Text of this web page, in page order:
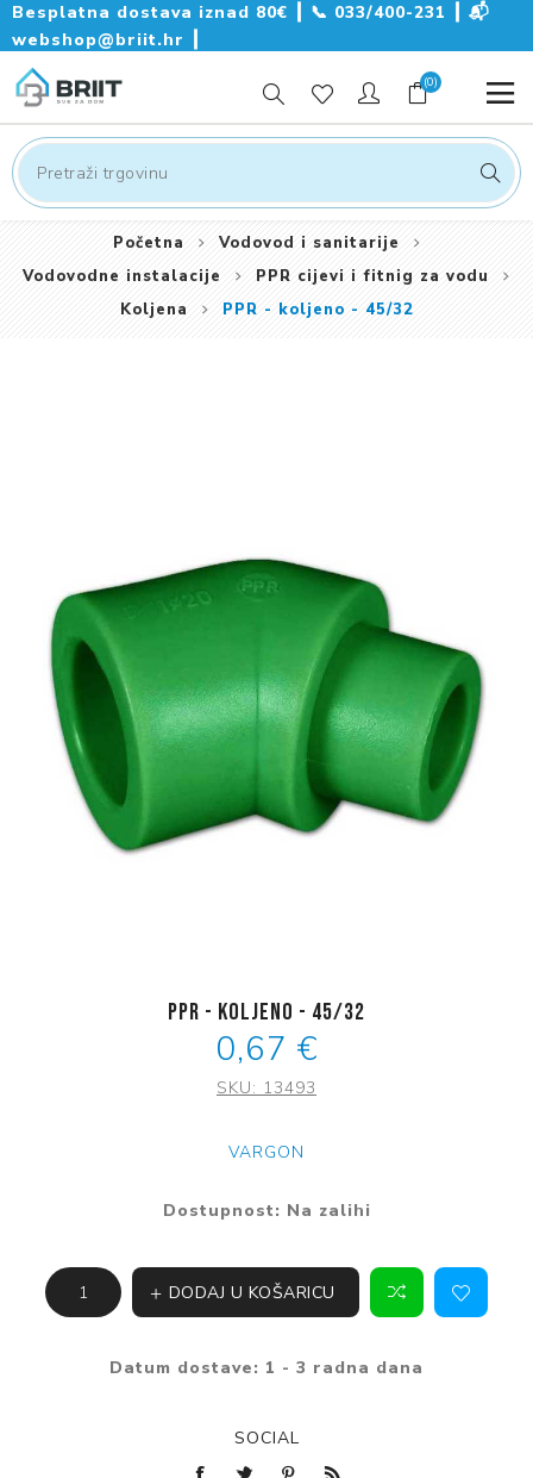
Besplatna dostava iznad 80€ ┃ 📞 033/400-231
📬
webshop@briit.hr
(0)
Početna
Vodovod i sanitarije
Vodovodne instalacije
PPR cijevi i fitnig za vodu
Koljena
PPR - koljeno - 45/32
PPR - koljeno - 45/32
0,67 €
SKU: 13493
VARGON
Dostupnost: Na zalihi
DODAJ U KOŠARICU
Datum dostave: 1 - 3 radna dana
SOCIAL